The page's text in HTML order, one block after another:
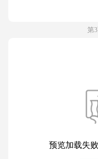
第
预览加载失